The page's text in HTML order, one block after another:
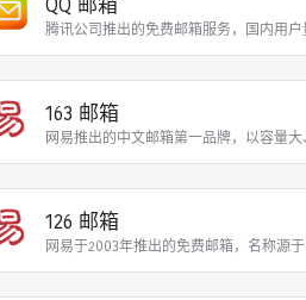
腾讯公司推出的免费邮箱服务，国内用
163 邮箱
网易推出的中文邮箱第一品牌，以容量
126 邮箱
网易于2003年推出的免费邮箱，名称源